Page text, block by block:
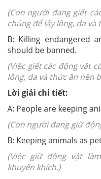
(Con người đang giết
chủng để lấy lông, da và
B: Killing endangered
should be banned.
(Việc giết các động vật
lông, da và thức ăn nên
Lời giải chi tiết:
A: People are keeping
(Con người đang giữ
B: Keeping animals as
(Việc giữ động vật
khuyến khích.)